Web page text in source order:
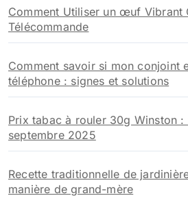
Comment Utiliser un œuf Vibrant
Télécommande
Comment savoir si mon conjoint
téléphone : signes et solutions
Prix tabac à rouler 30g Winston
septembre 2025
Recette traditionnelle de
manière de grand-mère